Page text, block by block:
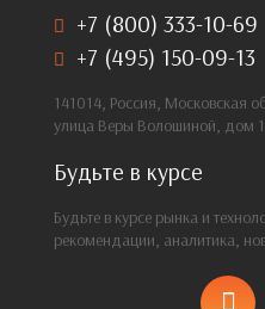
+7 (800) 333-10-69
+7 (495) 150-09-13
141014, Россия, Московская
улица Веры Волошиной, дом
Будьте в курсе
Будьте в курсе рынка и
рекомендации, аналитика,